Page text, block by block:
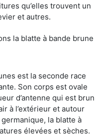
qu’elles trouvent un
et autres.
la blatte à bande brune
est la seconde race
Son corps est ovale
d’antenne qui est brun
à l’extérieur et autour
la blatte à
élevées et sèches.